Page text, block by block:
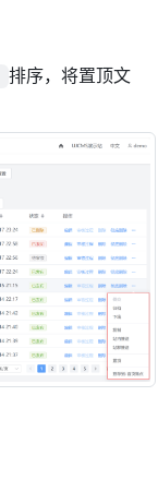
排序，将置顶文